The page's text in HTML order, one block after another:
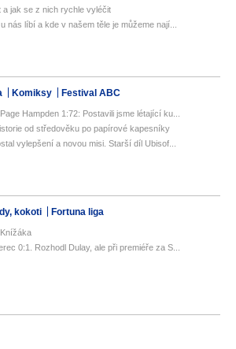
a jak se z nich rychle vyléčit
nás líbí a kde v našem těle je můžeme nají...
Komiksy Festival ABC
Hampden 1:72: Postavili jsme létající ku...
od středověku po papírové kapesníky
vylepšení a novou misi. Starší díl Ubisof...
kokoti Fortuna liga
0:1. Rozhodl Dulay, ale při premiéře za S...